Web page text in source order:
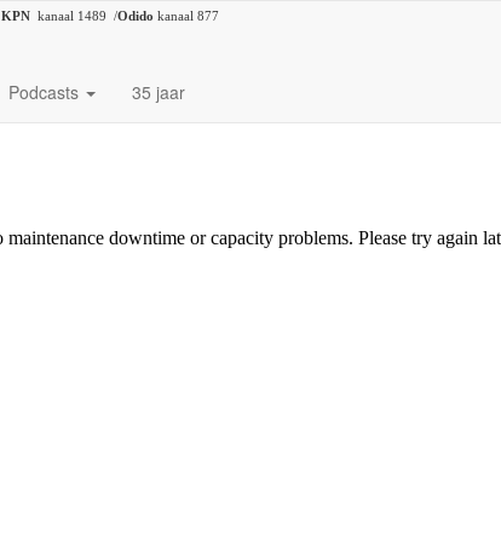
KPN kanaal 1489 /Odido kanaal 877
Podcasts 35 jaar